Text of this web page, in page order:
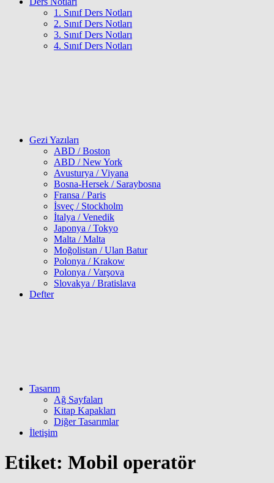
1. Sınıf Ders Notları
2. Sınıf Ders Notları
3. Sınıf Ders Notları
4. Sınıf Ders Notları
Gezi Yazıları
ABD / Boston
ABD / New York
Avusturya / Viyana
Bosna-Hersek / Saraybosna
Fransa / Paris
İsveç / Stockholm
İtalya / Venedik
Japonya / Tokyo
Malta / Malta
Moğolistan / Ulan Batur
Polonya / Krakow
Polonya / Varşova
Slovakya / Bratislava
Defter
Tasarım
Ağ Sayfaları
Kitap Kapakları
Diğer Tasarımlar
İletişim
Etiket: Mobil operatör